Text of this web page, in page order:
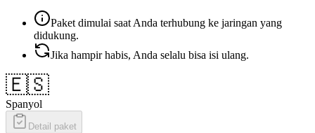
Paket dimulai saat Anda terhubung ke jaringan yang
didukung.
Jika hampir habis, Anda selalu bisa isi ulang.
🇪🇸
Spanyol
Detail paket